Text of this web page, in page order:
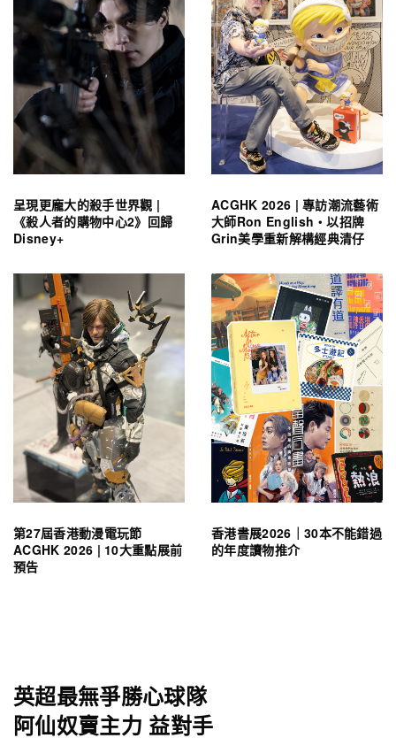
呈現更龐大的殺手世界觀 |
《殺人者的購物中心2》回歸
Disney+
ACGHK 2026 | 專訪潮流藝術
大師Ron English・以招牌
Grin美學重新解構經典清仔
第27屆香港動漫電玩節
ACGHK 2026 | 10大重點展前
預告
香港書展2026｜30本不能錯過
的年度讀物推介
英超最無爭勝心球隊
阿仙奴賣主力 益對手